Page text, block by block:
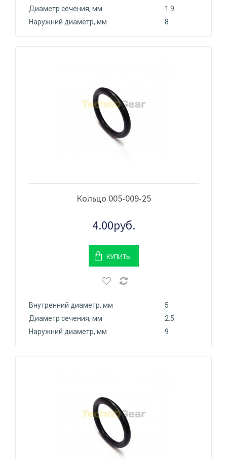
Диаметр сечения, мм
1.9
Наружний диаметр, мм
8
Кольцо 005-009-25
4.00руб.
КУПИТЬ
Внутренний диаметр, мм
5
Диаметр сечения, мм
2.5
Наружний диаметр, мм
9